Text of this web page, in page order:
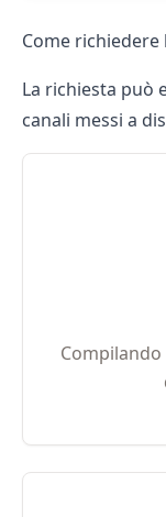
Come
La richiesta può
canali messi a